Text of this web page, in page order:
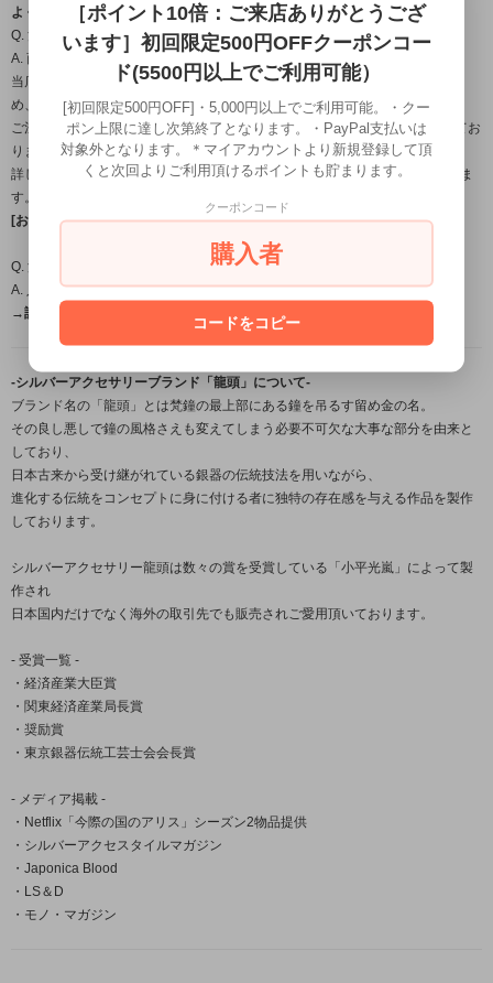
よくある質問（FAQ）
Q. 注文から届くまで、どのくらいの日数がかかりますか？
A. 商品によって納期は異なります。
当店の作品はすべて職人が一点ずつ手作業で製作するフルハンドメイドのた
め、
ご注文・ご入金確認後から発送までは営業日約1週間～のお時間をいただいてお
ります。
詳しいお届け時期につきましては、ご注文確定後にメールにてご案内いたしま
す。
[お届け日目安についてはこちら←]
Q. 温泉やプール、お風呂に入るときは外したほうがいいですか？
A. 入浴時の着用は避けて頂くことをおすすめします。
→詳しくはこちら（FAQ）←
-シルバーアクセサリーブランド「龍頭」について-
ブランド名の「龍頭」とは梵鐘の最上部にある鐘を吊るす留め金の名。
その良し悪しで鐘の風格さえも変えてしまう必要不可欠な大事な部分を由来と
しており、
日本古来から受け継がれている銀器の伝統技法を用いながら、
進化する伝統をコンセプトに身に付ける者に独特の存在感を与える作品を製作
しております。
シルバーアクセサリー龍頭は数々の賞を受賞している「小平光嵐」によって製
作され
日本国内だけでなく海外の取引先でも販売されご愛用頂いております。
- 受賞一覧 -
・経済産業大臣賞
・関東経済産業局長賞
・奨励賞
・東京銀器伝統工芸士会会長賞
- メディア掲載 -
・Netflix「今際の国のアリス」シーズン2物品提供
・シルバーアクセスタイルマガジン
・Japonica Blood
・LS＆D
・モノ・マガジン
［ポイント10倍：ご来店ありがとうござ
います］初回限定500円OFFクーポンコー
ド(5500円以上でご利用可能）
[初回限定500円OFF]・5,000円以上でご利用可能。・クー
ポン上限に達し次第終了となります。・PayPal支払いは
対象外となります。＊マイアカウントより新規登録して頂
くと次回よりご利用頂けるポイントも貯まります。
クーポンコード
購入者
コードをコピー